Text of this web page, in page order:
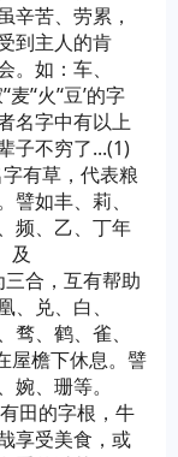
辛苦、劳累，
到主人的肯
如：车、
’‘火’‘豆’的字
名字中有以上
子不穷了...(1)
有草，代表粮
如丰、莉、
频、乙、丁年
及
三合，互有帮助
兑、白、
、鹤、雀、
屋檐下休息。譬
、珊等。
有田的字根，牛
享受美食，或